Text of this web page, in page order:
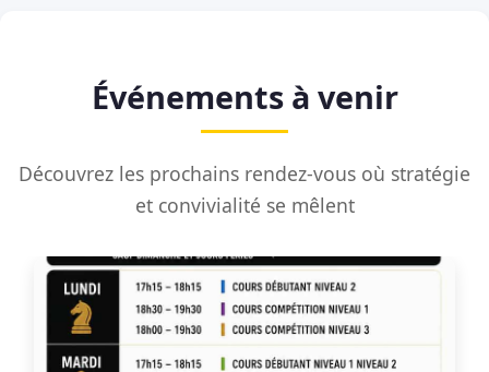
Événements à venir
Découvrez les prochains rendez-vous où stratégie
et convivialité se mêlent